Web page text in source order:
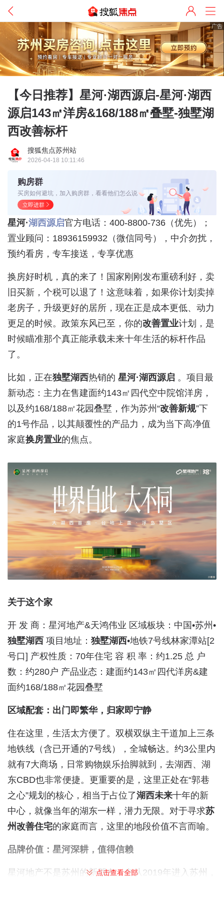
广告
【今日推荐】星河·湖西源启-星河·湖西
源启143㎡洋房&168/188㎡叠墅-独墅湖
西改善标杆
搜狐焦点苏州站
2026-04-18 10:11:46
购房群
买房如何避坑，加入购房群，看看他们怎么说
立即进群
星河·湖西源启官方电话：400-8800-736（优先）；
置业顾问：18936159932（微信同号），中介勿扰，
预约看房，专车接送，专享优惠
换房好时机，真的来了！国家刚刚发布重磅利好，卖
旧买新，个税可以退了！这意味着，如果你计划卖掉
老房子，升级更好的居所，现在正是成本更低、动力
更足的时候。政策东风已至，你的改善置业计划，是
时候瞄准那个真正能承载未来十年生活的标杆作品
了。
比如，正在独墅湖西热销的 星河·湖西源启 。项目最
新动态：主力在售建面约143㎡四代空中院馆洋房，
以及约168/188㎡花园叠墅，作为苏州“改善新规”下
的1号作品，以其颠覆性的产品力，成为当下高净值
家庭换房置业的焦点。
关于这个家
开 发 商：星河地产&天鸿伟业 区域板块：中国•苏州•
独墅湖西 项目地址： 独墅湖西•地铁7号线林家潭站[2
号口] 产权性质：70年住宅 容 积 率：约1.25 总 户
数：约280户 产品业态：建面约143㎡四代洋房&建
面约168/188㎡花园叠墅
区域配套：出门即繁华，归家即宁静
住在这里，生活太方便了。双横双纵主干道加上三条
地铁线（含已开通的7号线），全城畅达。约3公里内
就有7大商场，日常购物娱乐抬脚就到，去湖西、湖
东CBD也非常便捷。更重要的是，这里正处在“郭巷
之心”规划的核心，相当于占位了湖西未来十年的新
中心，就像当年的湖东一样，潜力无限。对于寻求苏
州改善住宅的家庭而言，这里的地段价值不言而喻。
品牌价值：星河深耕，值得信赖
星河地产不是苏州的新朋友。自从2019年进入苏州，
点击查看全部